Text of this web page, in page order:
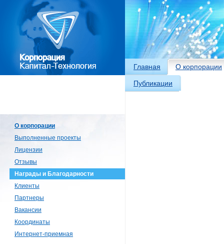
Главная О корпорации
Публикации
О корпорации
Выполненные проекты
Лицензии
Отзывы
Награды и Благодарности
Клиенты
Партнеры
Вакансии
Координаты
Интернет-приемная